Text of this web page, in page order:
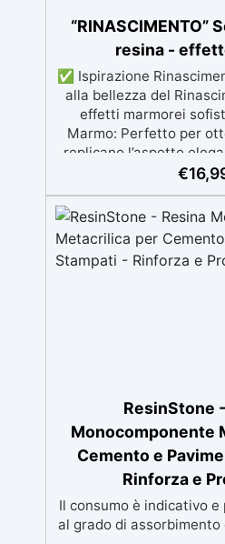
“RINASCIMENTO”
resina -
✅ Ispirazione
alla bellezza del
effetti marmorei
Marmo: Perfetto per
replicano l’aspetto
Versatilità Creativa: I
personalizzate. ✅
Artistici: Perfetto
decorazioni d'interni e
✅ Trasforma le Tue
€
ResinStone
Monocomponente
Cemento e
Rinforza e
Il consumo è indicativo
al grado di